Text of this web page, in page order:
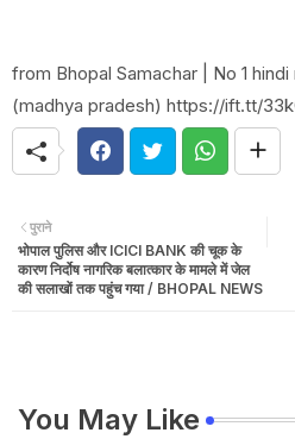
from Bhopal Samachar | No 1
(madhya pradesh) https://ift.tt/
पुराने
भोपाल पुलिस और ICICI BANK की चूक के
कारण निर्दोष नागरिक बलात्कार के मामले में जेल
की सलाखों तक पहुंच गया / BHOPAL NEWS
You May Like